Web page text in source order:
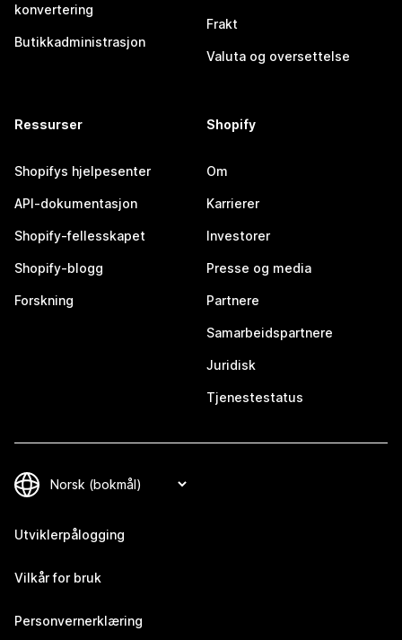
konvertering
Butikkadministrasjon
Frakt
Valuta og oversettelse
Ressurser
Shopifys hjelpesenter
API-dokumentasjon
Shopify-fellesskapet
Shopify-blogg
Forskning
Shopify
Om
Karrierer
Investorer
Presse og media
Partnere
Samarbeidspartnere
Juridisk
Tjenestestatus
Utviklerpålogging
Vilkår for bruk
Personvernerklæring